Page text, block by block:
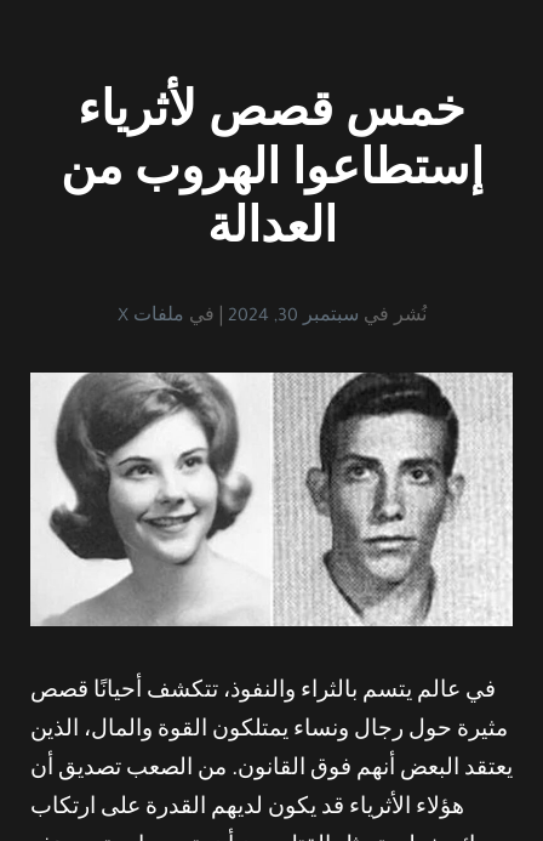
خمس قصص لأثرياء
إستطاعوا الهروب من
العدالة
نُشر في سبتمبر 30, 2024 في ملفات X
في عالم يتسم بالثراء والنفوذ، تتكشف أحيانًا قصص
مثيرة حول رجال ونساء يمتلكون القوة والمال، الذين
يعتقد البعض أنهم فوق القانون. من الصعب تصديق أن
هؤلاء الأثرياء قد يكون لديهم القدرة على ارتكاب